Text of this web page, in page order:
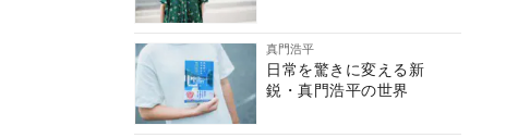
真門浩平
日常を驚きに変える新
鋭・真門浩平の世界